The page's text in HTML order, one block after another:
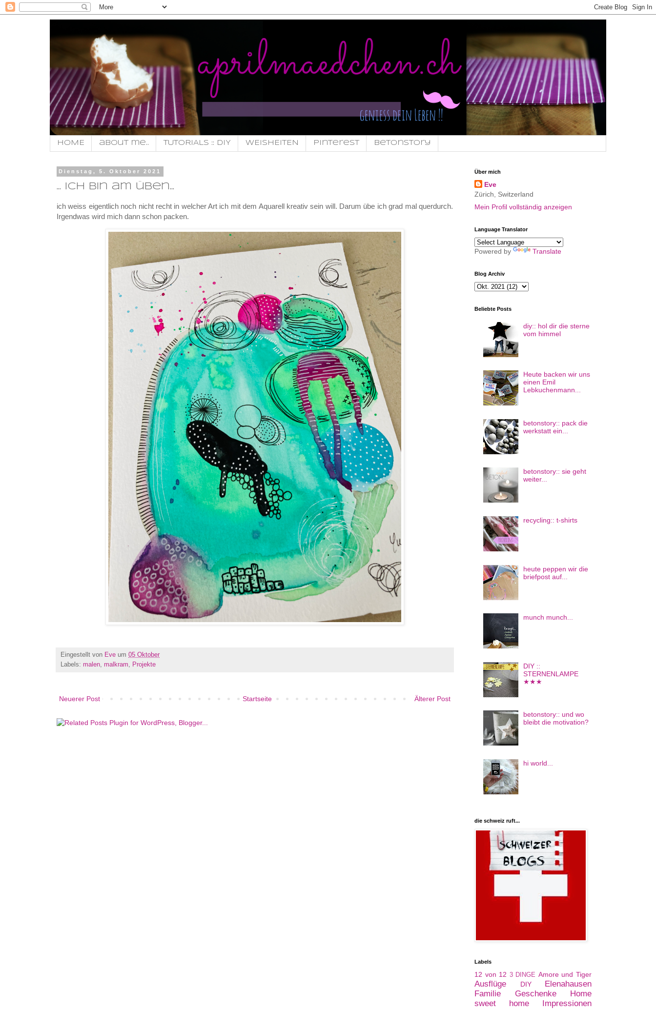
HOME about me.. TUTORIALS :: DIY WEISHEITEN pinterest Betonstory
Dienstag, 5. Oktober 2021
... ich bin am üben...
ich weiss eigentlich noch nicht recht in welcher Art ich mit dem Aquarell kreativ sein will. Darum übe ich grad mal querdurch.
Irgendwas wird mich dann schon packen.
Eingestellt von Eve um 05 Oktober
Labels: malen, malkram, Projekte
Neuerer Post Älterer Post
Startseite
Über mich
Eve
Zürich, Switzerland
Mein Profil vollständig anzeigen
Language Translator
Powered by Translate
Blog Archiv
Beliebte Posts
diy:: hol dir die sterne
vom himmel
Heute backen wir uns
einen Emil
Lebkuchenmann...
betonstory:: pack die
werkstatt ein...
betonstory:: sie geht
weiter...
recycling:: t-shirts
heute peppen wir die
briefpost auf...
munch munch...
DIY ::
STERNENLAMPE
★★★
betonstory:: und wo
bleibt die motivation?
hi world...
die schweiz ruft...
Labels
12 von 12 3 DINGE Amore und Tiger
Ausflüge DIY
Elenahausen
Familie
Geschenke
Home
sweet home
Impressionen